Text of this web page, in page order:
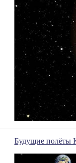
Будущие полёты